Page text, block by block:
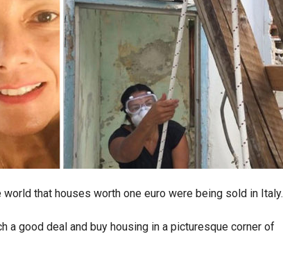
that houses worth one euro were being sold in Italy.
a good deal and buy housing in a picturesque corner of